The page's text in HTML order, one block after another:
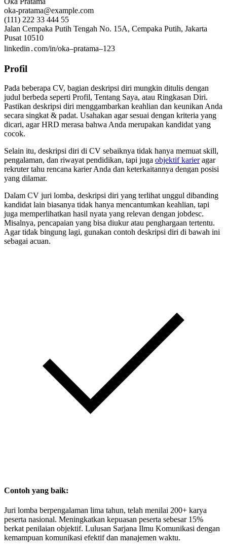
oka-pratama@example.com
(111) 222 33 444 55
Jalan Cempaka Putih Tengah No. 15A, Cempaka Putih, Jakarta
Pusat 10510
linkedin․com/in/oka–pratama–123
Profil
Pada beberapa CV, bagian deskripsi diri mungkin ditulis dengan
judul berbeda seperti Profil, Tentang Saya, atau Ringkasan Diri.
Pastikan deskripsi diri menggambarkan keahlian dan keunikan Anda
secara singkat & padat. Usahakan agar sesuai dengan kriteria yang
dicari, agar HRD merasa bahwa Anda merupakan kandidat yang
cocok.
Selain itu, deskripsi diri di CV sebaiknya tidak hanya memuat skill,
pengalaman, dan riwayat pendidikan, tapi juga objektif karieragar
rekruter tahu rencana karier Anda dan keterkaitannya dengan posisi
yang dilamar.
Dalam CV juri lomba, deskripsi diri yang terlihat unggul dibanding
kandidat lain biasanya tidak hanya mencantumkan keahlian, tapi
juga memperlihatkan hasil nyata yang relevan dengan jobdesc.
Misalnya, pencapaian yang bisa diukur atau penghargaan tertentu.
Agar tidak bingung lagi, gunakan contoh deskripsi diri di bawah ini
sebagai acuan.
Contoh yang baik:
Juri lomba berpengalaman lima tahun, telah menilai 200+ karya
peserta nasional. Meningkatkan kepuasan peserta sebesar 15%
berkat penilaian objektif. Lulusan Sarjana Ilmu Komunikasi dengan
kemampuan komunikasi efektif dan manajemen waktu.